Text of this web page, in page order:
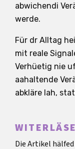
abwichendi
werde.
Für dr Alltag
mit reale
Verhüetig nie
aahaltende
abkläre lah,
WITERLÄSE
Die Artikel